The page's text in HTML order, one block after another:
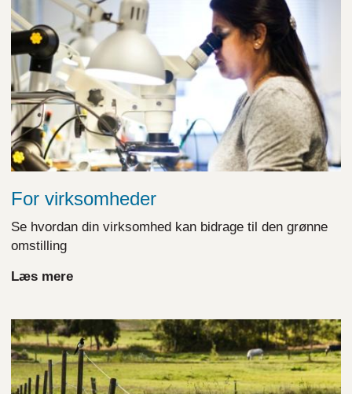
For virksomheder
Se hvordan din virksomhed kan bidrage til den grønne
omstilling
Læs mere